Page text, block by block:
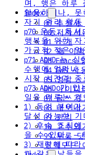
index
00 추천사
00 저자서
01 소개
02 왜 이
03 Emacs
04 EWS 사
05 영감 -
06 아이
07 글쓰기
08 내보내
09 관리
10 고수되
99 부록
조직모드
며, 행은 하루
활용하거나, 못
자기 관리 활동
p70 운동, 독
행복을 위한 자
가급적 적은
p71 ADHD 는
수행에 얼마나
시작 시간과
p73 ADHD 가
일을 미루는 경
1) 동기 부여가
달성 가능한 기
2) 후속 조치
을 수 있다. –
3) 재량에 따